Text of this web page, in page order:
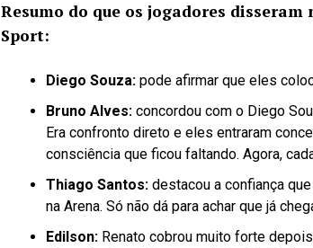
Resumo do que os jogadores
Sport:
Diego Souza: pode afirmar que eles
Bruno Alves: concordou com o Diego
Era confronto direto e eles entraram
consciência que ficou faltando. Agora,
Thiago Santos: destacou a confiança
na Arena. Só não dá para achar que já
Edilson: Renato cobrou muito forte